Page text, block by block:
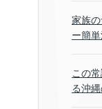
家族
ー簡
この
る沖